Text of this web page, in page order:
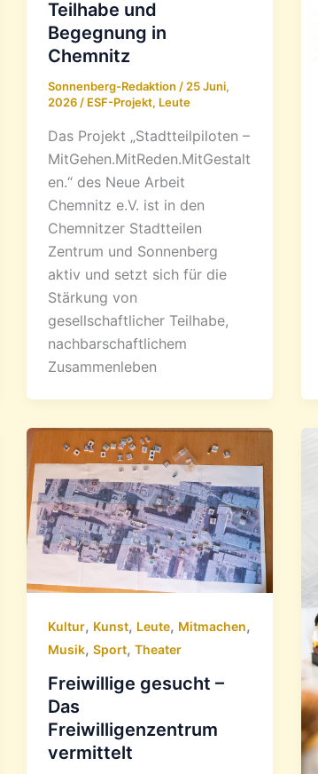
Teilhabe und
Begegnung in
Chemnitz
Sonnenberg-Redaktion /25 Juni,
2026/ ESF-Projekt, Leute
Das Projekt „Stadtteilpiloten –
MitGehen.MitReden.MitGestalt
en.“ des Neue Arbeit
Chemnitz e.V. ist in den
Chemnitzer Stadtteilen
Zentrum und Sonnenberg
aktiv und setzt sich für die
Stärkung von
gesellschaftlicher Teilhabe,
nachbarschaftlichem
Zusammenleben
Kultur, Kunst, Leute, Mitmachen,
Musik, Sport, Theater
Freiwillige gesucht –
Das
Freiwilligenzentrum
vermittelt